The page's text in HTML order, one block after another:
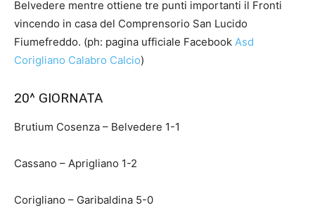
Belvedere mentre ottiene tre punti importanti il Fronti
vincendo in casa del Comprensorio San Lucido
Fiumefreddo. (ph: pagina ufficiale Facebook Asd
Corigliano Calabro Calcio)
20^ GIORNATA
Brutium Cosenza – Belvedere 1-1
Cassano – Aprigliano 1-2
Corigliano – Garibaldina 5-0